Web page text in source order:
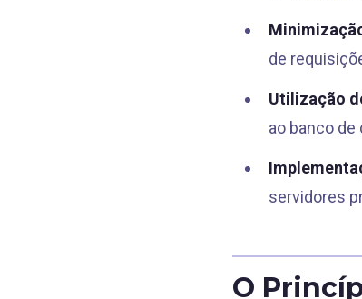
de
Utilização
ao banco de
servidores
O